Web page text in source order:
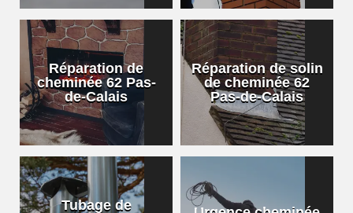
Réparation de
cheminée 62 Pas-
de-Calais
Réparation de solin
de cheminée 62
Pas-de-Calais
Tubage de